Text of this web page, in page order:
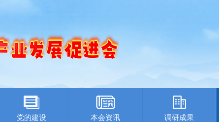
党的建设 本会资讯 调研成果